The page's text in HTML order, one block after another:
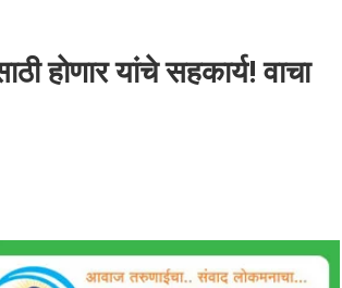
हाेणार यांचे सहकार्य! वाचा